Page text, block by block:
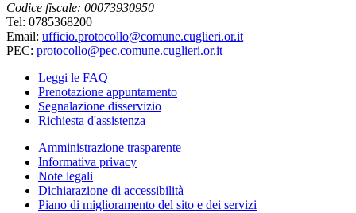
Codice fiscale: 00073930950
Tel: 0785368200
Email: ufficio.protocollo@comune.cuglieri.or.it
PEC: protocollo@pec.comune.cuglieri.or.it
Leggi le FAQ
Prenotazione appuntamento
Segnalazione disservizio
Richiesta d'assistenza
Amministrazione trasparente
Informativa privacy
Note legali
Dichiarazione di accessibilità
Piano di miglioramento del sito e dei servizi